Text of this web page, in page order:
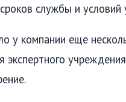
службы и условий
у компании еще
экспертного